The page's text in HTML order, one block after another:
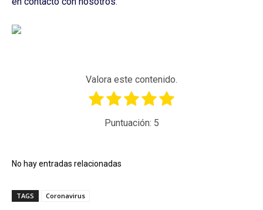
Valora este contenido.
Puntuación: 5
No hay entradas relacionadas
TAGS Coronavirus